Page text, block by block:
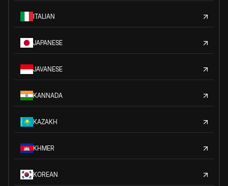
ITALIAN
JAPANESE
JAVANESE
KANNADA
KAZAKH
KHMER
KOREAN